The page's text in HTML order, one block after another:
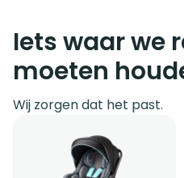
Iets waar we
moeten
Wij zorgen dat het past.